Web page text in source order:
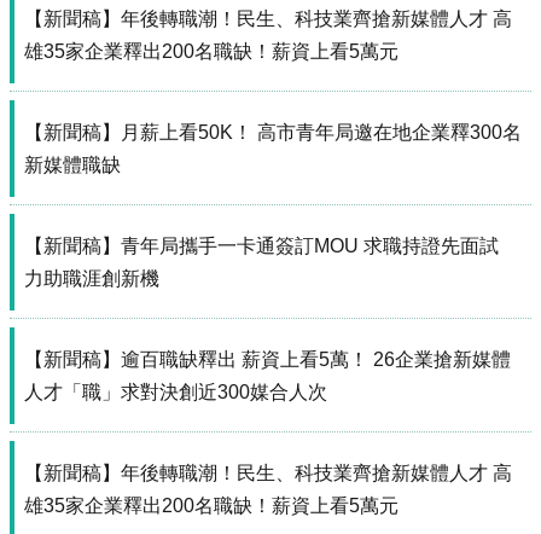
公
告
雄
資
源
主
題
專
區
民
服
務
開
資
【新聞稿】年後轉職潮！民生、科技業齊搶新媒體人才 高
雄35家企業釋出200名職缺！薪資上看5萬元
【新聞稿】月薪上看50K！ 高市青年局邀在地企業釋300名
新媒體職缺
【新聞稿】青年局攜手一卡通簽訂MOU 求職持證先面試
力助職涯創新機
【新聞稿】逾百職缺釋出 薪資上看5萬！ 26企業搶新媒體
人才「職」求對決創近300媒合人次
【新聞稿】年後轉職潮！民生、科技業齊搶新媒體人才 高
雄35家企業釋出200名職缺！薪資上看5萬元